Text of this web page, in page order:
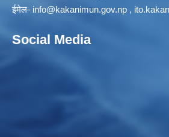
ईमेल- info@kakanimun.gov.np ,
Social Media